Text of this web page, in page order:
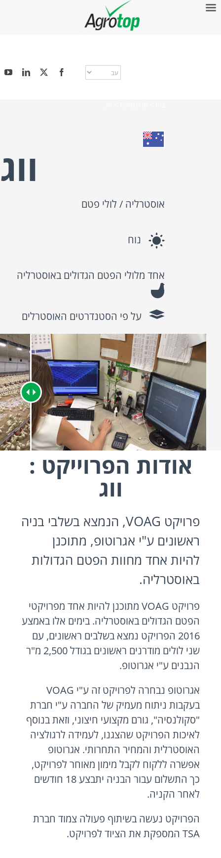
ווג
אוסטרליה / לולי פטם
נוח
אחד מלולי הפטם הגדולים באוסטרליה
על פי הסטנדרטים האוסטרלים
אודות הפרוייקט :
ווג
פרויקט VOAG, הנמצא בשלבי בניה
ראשונים ע"י אגרוטופ, מתוכנן
להיות אחד מחוות הפטם הגדולות
באוסטרליה.
פרויקט VOAG מתוכנן להיות אחד מפרויקטי
הפטם הגדולים באוסטרליה. בימים אלו באמצע
2016 הפרויקט נמצא בשלבים ראשונים, עם
שני לולים מודרנים ראשונים בגודל 2,500 מ"ר
הנבנים ע"י אגרוטופ.
אגרוטופ נבחרה לפרויקט זה ע"י VOAG
בעקבות ניתוח מעמיק של החברה ע"י חברת
"סקולנסיה", גורם מקצועי חיצוני, וזאת בנוסף
לאיכות הפרויקט שהצגנו, לעמידה לרגולציה
האוסטרלית והמחיר התחרותי. אגרוטופ
אפשרה ללקוח לקבל מימון מאוחר לפרויקט,
כך התשלום עבור הבניה יתבצע 18 חודשים
לאחר הקניה.
הפרויקט נעשה בשיתוף פעולה צמוד חברת
TSA המספקת את הציוד לפרויקט.